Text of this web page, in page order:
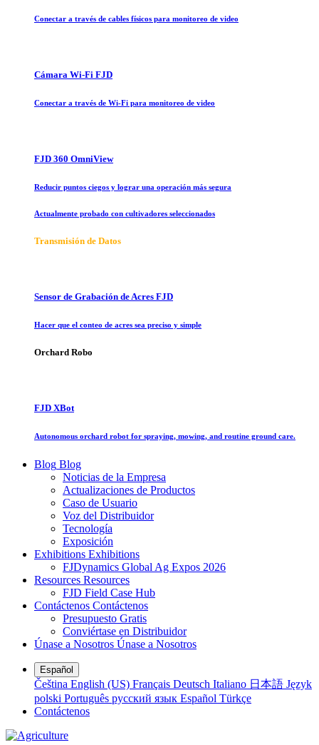
Conectar a través de cables físicos para monitoreo de video
Cámara Wi-Fi FJD
Conectar a través de Wi-Fi para monitoreo de video
FJD 360 OmniView
Reducir puntos ciegos y lograr una operación más segura
Actualmente probado con cultivadores seleccionados
Transmisión de Datos
Sensor de Grabación de Acres FJD
Hacer que el conteo de acres sea preciso y simple
Orchard Robo
FJD XBot
Autonomous orchard robot for spraying, mowing, and routine ground care.
Blog Blog
Noticias de la Empresa
Actualizaciones de Productos
Caso de Usuario
Voz del Distribuidor
Tecnología
Exposición
Exhibitions Exhibitions
FJDynamics Global Ag Expos 2026
Resources Resources
FJD Field Case Hub
Contáctenos Contáctenos
Presupuesto Gratis
Conviértase en Distribuidor
Únase a Nosotros Únase a Nosotros
Español
Čeština English (US) Français Deutsch Italiano 日本語 Język
polski Português русский язык Español Türkçe
Contáctenos